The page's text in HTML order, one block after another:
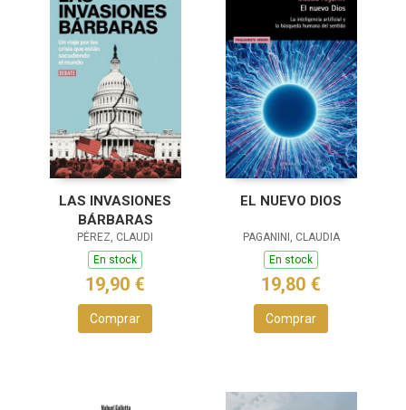
LAS INVASIONES
BÁRBARAS
PÉREZ, CLAUDI
En stock
19,90 €
Comprar
EL NUEVO DIOS
PAGANINI, CLAUDIA
En stock
19,80 €
Comprar